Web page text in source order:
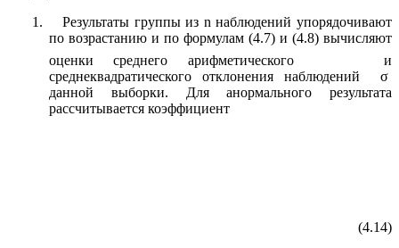
1. Результаты группы из n наблюдений упорядочивают
по возрастанию и по формулам (4.7) и (4.8) вычисляют
оценки среднего арифметического
и
среднеквадратического отклонения наблюдений σ
данной выборки. Для анормального результата
рассчитывается коэффициент
(4.14)